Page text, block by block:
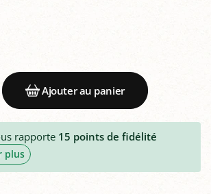
Ajouter au panier
rapporte 15 points de fidélité
plus